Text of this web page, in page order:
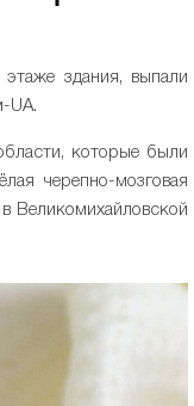
здания, выпали
UA.
которые были
черепно-мозговая
Великомихайловской